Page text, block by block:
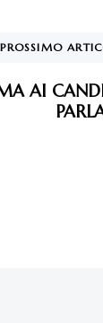
PROSSIMO
AI